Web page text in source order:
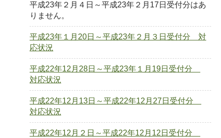
平成23年２月４日～平成23年２月17日受付分はあ
りません。
平成23年１月20日～平成23年２月３日受付分 対
応状況
平成22年12月28日～平成23年１月19日受付分
対応状況
平成22年12月13日～平成22年12月27日受付分
対応状況
平成22年12月２日～平成22年12月12日受付分